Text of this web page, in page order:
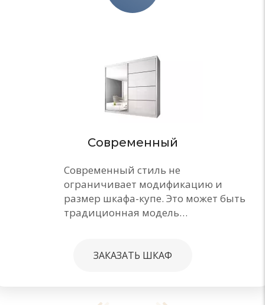
Современный
Современный стиль не
ограничивает модификацию и
размер шкафа-купе. Это может быть
традиционная модель…
ЗАКАЗАТЬ ШКАФ